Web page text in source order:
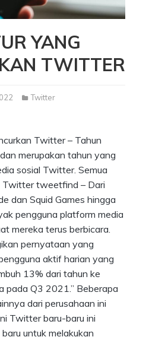
YANG
TWITTER
Twitter
Twitter – Tahun
merupakan tahun yang
sosial Twitter. Semua
Twitter tweetfind – Dari
dan Squid Games hingga
pengguna platform media
mereka terus berbicara.
pernyataan yang
aktif harian yang
13% dari tahun ke
pada Q3 2021.” Beberapa
dari perusahaan ini
Twitter baru-baru ini
untuk melakukan